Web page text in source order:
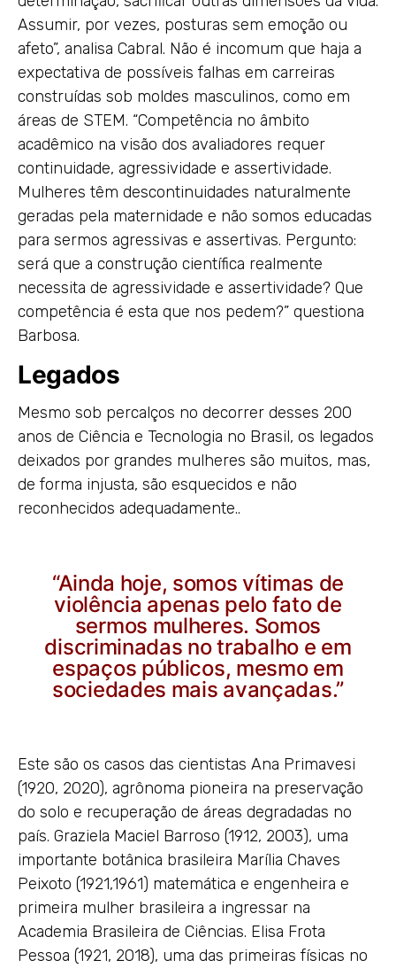
Assumir, por vezes, posturas sem emoção ou
afeto”, analisa Cabral. Não é incomum que haja a
expectativa de possíveis falhas em carreiras
construídas sob moldes masculinos, como em
áreas de STEM. “Competência no âmbito
acadêmico na visão dos avaliadores requer
continuidade, agressividade e assertividade.
Mulheres têm descontinuidades naturalmente
geradas pela maternidade e não somos educadas
para sermos agressivas e assertivas. Pergunto:
será que a construção científica realmente
necessita de agressividade e assertividade? Que
competência é esta que nos pedem?” questiona
Barbosa.
Legados
Mesmo sob percalços no decorrer desses 200
anos de Ciência e Tecnologia no Brasil, os legados
deixados por grandes mulheres são muitos, mas,
de forma injusta, são esquecidos e não
reconhecidos adequadamente..
“Ainda hoje, somos vítimas de
violência apenas pelo fato de
sermos mulheres. Somos
discriminadas no trabalho e em
espaços públicos, mesmo em
sociedades mais avançadas.”
Este são os casos das cientistas Ana Primavesi
(1920, 2020), agrônoma pioneira na preservação
do solo e recuperação de áreas degradadas no
país. Graziela Maciel Barroso (1912, 2003), uma
importante botânica brasileira Marília Chaves
Peixoto (1921,1961) matemática e engenheira e
primeira mulher brasileira a ingressar na
Academia Brasileira de Ciências. Elisa Frota
Pessoa (1921, 2018), uma das primeiras físicas no